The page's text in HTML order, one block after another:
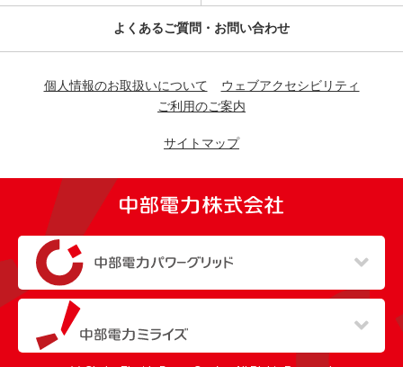
よくあるご質問・お問い合わせ
個人情報のお取扱いについて
ウェブアクセシビリティ
ご利用のご案内
サイトマップ
（新しいウィンドウを開きます）
（新しいウィンドウを開きます）